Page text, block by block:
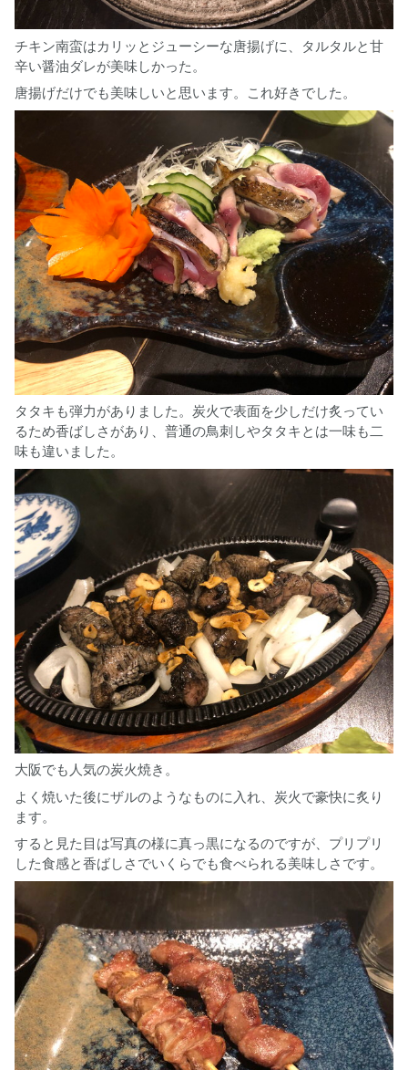
チキン南蛮はカリッとジューシーな唐揚げに、タルタルと甘
辛い醤油ダレが美味しかった。
唐揚げだけでも美味しいと思います。これ好きでした。
タタキも弾力がありました。炭火で表面を少しだけ炙ってい
るため香ばしさがあり、普通の鳥刺しやタタキとは一味も二
味も違いました。
大阪でも人気の炭火焼き。
よく焼いた後にザルのようなものに入れ、炭火で豪快に炙り
ます。
すると見た目は写真の様に真っ黒になるのですが、プリプリ
した食感と香ばしさでいくらでも食べられる美味しさです。